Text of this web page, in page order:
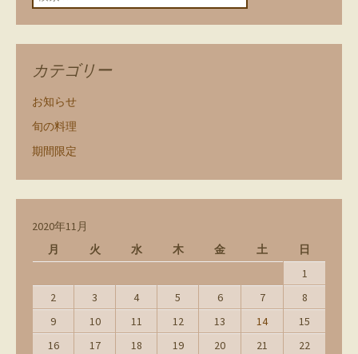
カテゴリー
お知らせ
旬の料理
期間限定
2020年11月
月
火 水 木 金 土 日
1
2
3 4 5 6 7
8
9
10 11 12 13 14
15
16
17 18 19 20 21
22